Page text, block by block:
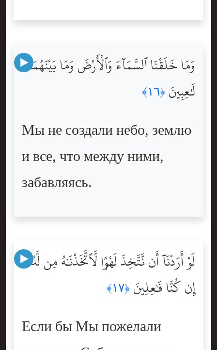
وَمَا خَلَقْنَا ٱلسَّمَآءَ وَٱلْأَرْضَ وَمَا بَيْنَهُمَا
لَٰعِبِينَ ﴿١٦﴾
Мы не создали небо, землю
и все, что между ними,
забавляясь.
لَوْ أَرَدْنَآ أَن نَّتَّخِذَ لَهْوًۭا لَّٱتَّخَذْنَٰهُ مِن لَّدُنَّآ
إِن كُنَّا فَٰعِلِينَ ﴿١٧﴾
Если бы Мы пожелали